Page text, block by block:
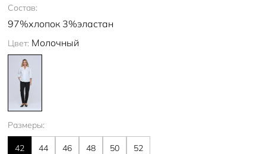
Состав:
97%хлопок 3%эластан
Цвет: Молочный
Размеры:
42 44 46 48 50 52